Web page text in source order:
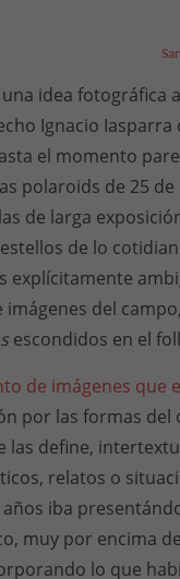
idea fotográfica
Ignacio
el momento
polaroids de 25
de larga
de lo
explícitamente
del
escondidos en el
de imágenes que
por las formas
las define,
relatos o
iba
muy por encima
lo que